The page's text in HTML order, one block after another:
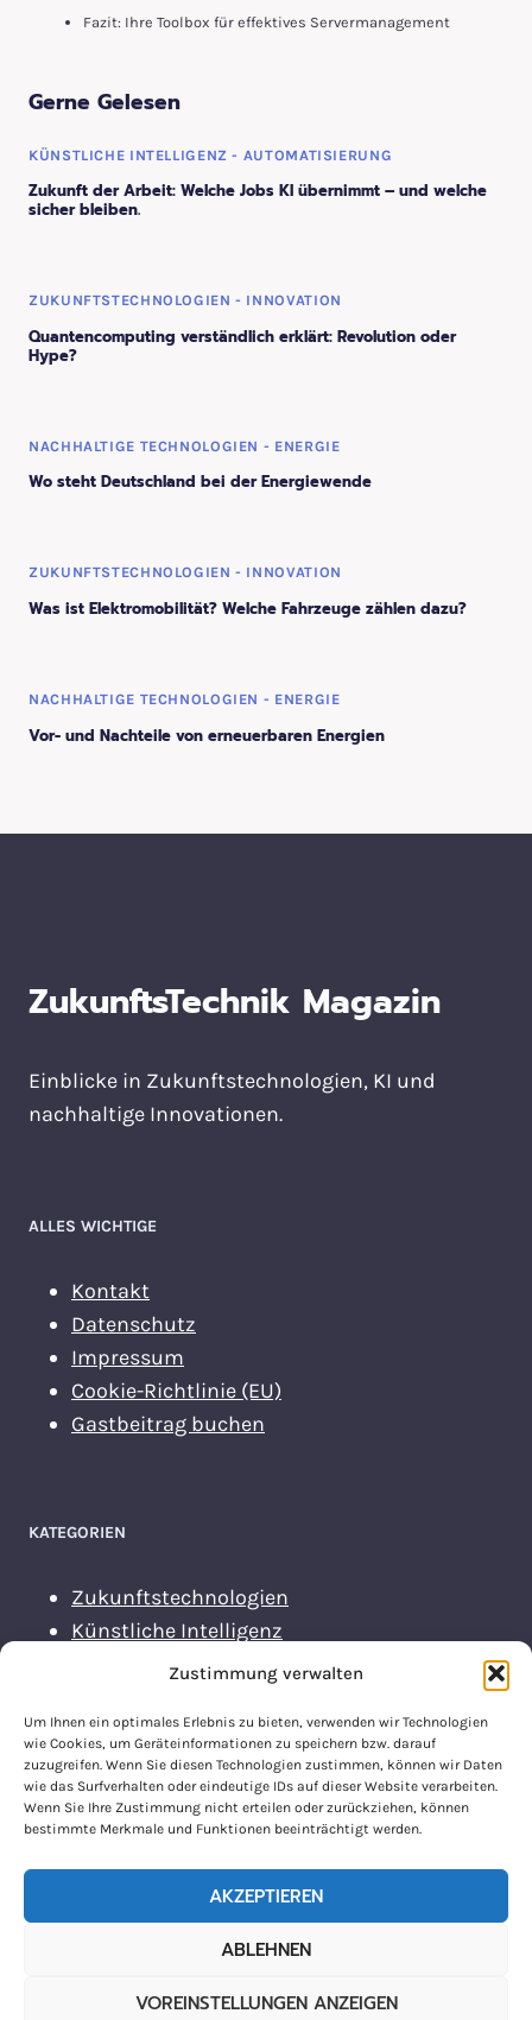
Zustimmung verwalten
Um Ihnen ein optimales Erlebnis zu bieten, verwenden wir Technologien
wie Cookies, um Geräteinformationen zu speichern bzw. darauf
zuzugreifen. Wenn Sie diesen Technologien zustimmen, können wir Daten
wie das Surfverhalten oder eindeutige IDs auf dieser Website verarbeiten.
Wenn Sie Ihre Zustimmung nicht erteilen oder zurückziehen, können
bestimmte Merkmale und Funktionen beeinträchtigt werden.
AKZEPTIEREN
ABLEHNEN
VOREINSTELLUNGEN ANZEIGEN
Fazit: Ihre Toolbox für effektives Servermanagement
Gerne Gelesen
KÜNSTLICHE INTELLIGENZ - AUTOMATISIERUNG
Zukunft der Arbeit: Welche Jobs KI übernimmt – und welche
sicher bleiben.
ZUKUNFTSTECHNOLOGIEN - INNOVATION
Quantencomputing verständlich erklärt: Revolution oder
Hype?
NACHHALTIGE TECHNOLOGIEN - ENERGIE
Wo steht Deutschland bei der Energiewende
ZUKUNFTSTECHNOLOGIEN - INNOVATION
Was ist Elektromobilität? Welche Fahrzeuge zählen dazu?
NACHHALTIGE TECHNOLOGIEN - ENERGIE
Vor- und Nachteile von erneuerbaren Energien
ZukunftsTechnik Magazin
Einblicke in Zukunftstechnologien, KI und
nachhaltige Innovationen.
ALLES WICHTIGE
Kontakt
Datenschutz
Impressum
Cookie-Richtlinie (EU)
Gastbeitrag buchen
KATEGORIEN
Zukunftstechnologien
Künstliche Intelligenz
Nachhaltige Energiekonzepte
KONTAKT
© 2026 ZukunftsTechnik